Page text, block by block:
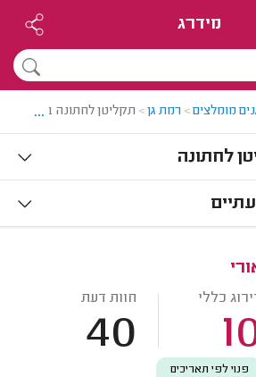
מידרג
מומלצים> רמת גן> תקליטן לחתונה ברמת גן
...
לחתונה
כללי חוות דעת
40
פנוי לפי תאריכים